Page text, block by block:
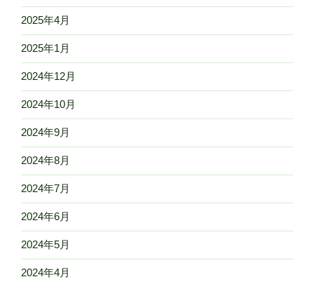
2025年4月
2025年1月
2024年12月
2024年10月
2024年9月
2024年8月
2024年7月
2024年6月
2024年5月
2024年4月